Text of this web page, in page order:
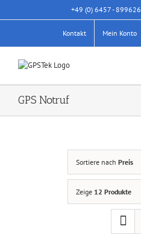
+49 (0) 6457 - 899626
Kontakt Mein Konto
GPS Notruf
Sortiere nach Preis
Zeige 12 Produkte